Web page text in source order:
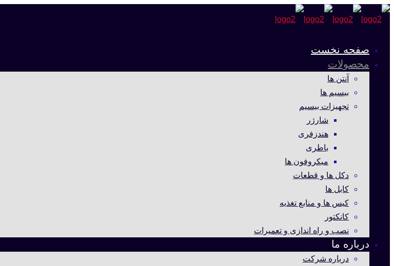
صفحه نخست
محصولات
آنتن ها
بیسیم ها
تجهیزات بیسیم
شارژر
هندزفری
باطری
میکروفون ها
دکل ها و قطعات
کابل ها
کیس ها و منابع تغذیه
کانکتور
نصب و راه اندازی و تعمیرات
درباره ما
درباره شرکت